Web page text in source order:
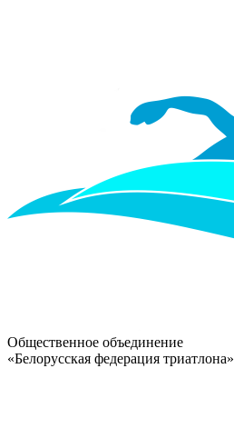
Общественное объединение
«Белорусская федерация триатлона»